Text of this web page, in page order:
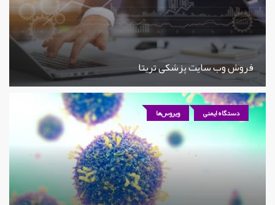
فروش وب سایت پزشکی تریتا
دستگاه ایمنی ویروس‌ها